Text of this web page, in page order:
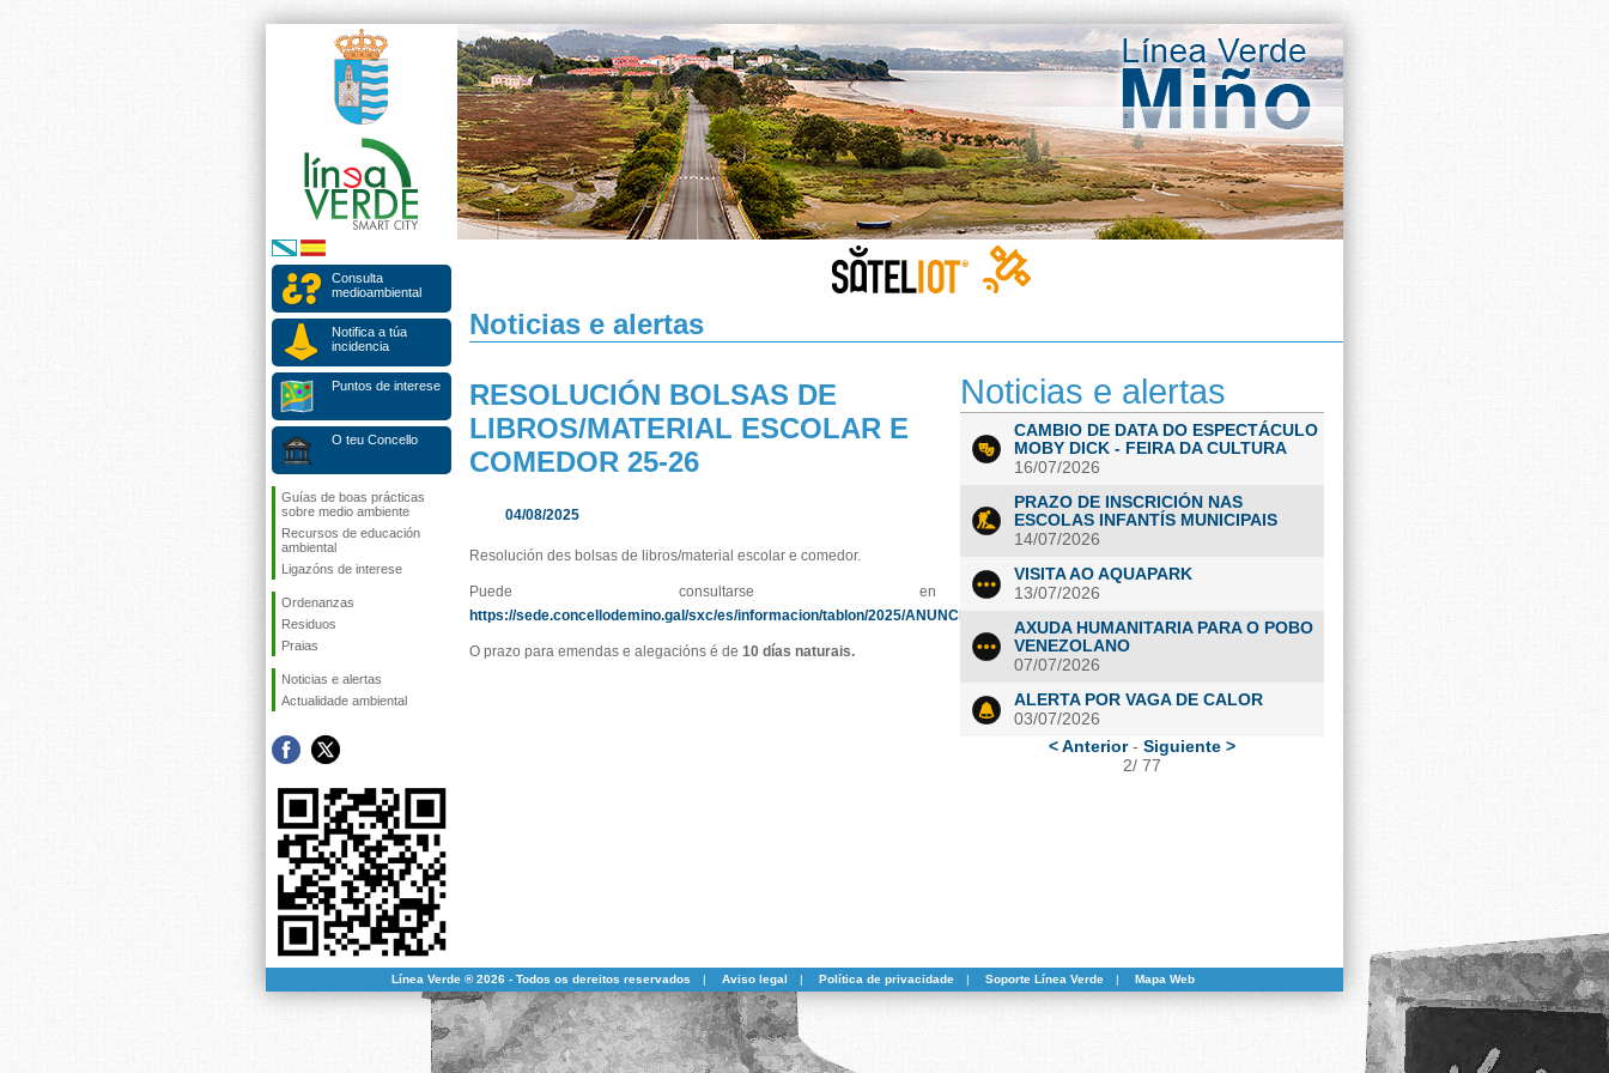
Consulta
medioambiental
Notifica a túa
incidencia
Puntos de interese
O teu Concello
Guías de boas prácticas
sobre medio ambiente
Recursos de educación
ambiental
Ligazóns de interese
Ordenanzas
Residuos
Praias
Noticias e alertas
Actualidade ambiental
Noticias e alertas
RESOLUCIÓN BOLSAS DE
LIBROS/MATERIAL ESCOLAR E
COMEDOR 25-26
04/08/2025
Resolución des bolsas de libros/material escolar e comedor.
Puede consultarse en
https://sede.concellodemino.gal/sxc/es/informacion/tablon/2025/ANUNCIO_PROG_20250804113007748.html
O prazo para emendas e alegacións é de 10 días naturais.
Noticias e alertas
CAMBIO DE DATA DO ESPECTÁCULO
MOBY DICK - FEIRA DA CULTURA
16/07/2026
PRAZO DE INSCRICIÓN NAS
ESCOLAS INFANTÍS MUNICIPAIS
14/07/2026
VISITA AO AQUAPARK
13/07/2026
AXUDA HUMANITARIA PARA O POBO
VENEZOLANO
07/07/2026
ALERTA POR VAGA DE CALOR
03/07/2026
< Anterior- Siguiente >
2/ 77
Línea Verde ® 2026 - Todos os dereitos reservados | Aviso legal | Política de privacidade | Soporte Línea Verde | Mapa Web